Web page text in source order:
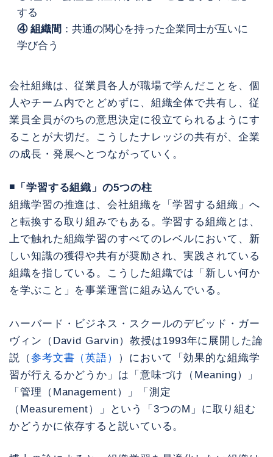
する
④ 組織間 ：共通の関心を持った企業同士が互いに
学び合う
会社組織は、従業員各人が職場で学んだことを、個
人やチーム内でとどめずに、組織全体で共有し、従
業員全員がのちの意思決定に役立てられるようにす
ることが大切だ。こうしたナレッジの共有が、企業
の成長・発展へとつながっていく。
◾️「学習する組織」の5つの柱
組織学習の推進は、会社組織を「学習する組織」へ
と転換する取り組みでもある。学習する組織とは、
上で触れた組織学習のすべてのレベルにおいて、新
しい知識の獲得や共有が奨励され、実践されている
組織を指している。こうした組織では「新しい何か
を学ぶこと」を事業運営に組み込んでいる。
ハーバード・ビジネス・スクールのデビッド・ガー
ヴィン（David Garvin）教授は1993年に展開した論
説（参考文書（英語）
）において「効果的な組織学
習が行えるかどうか」は「意味づけ（Meaning）」
「管理（Management）」「測定
（Measurement）」という「3つのM」に取り組む
かどうかに依存すると説いている。